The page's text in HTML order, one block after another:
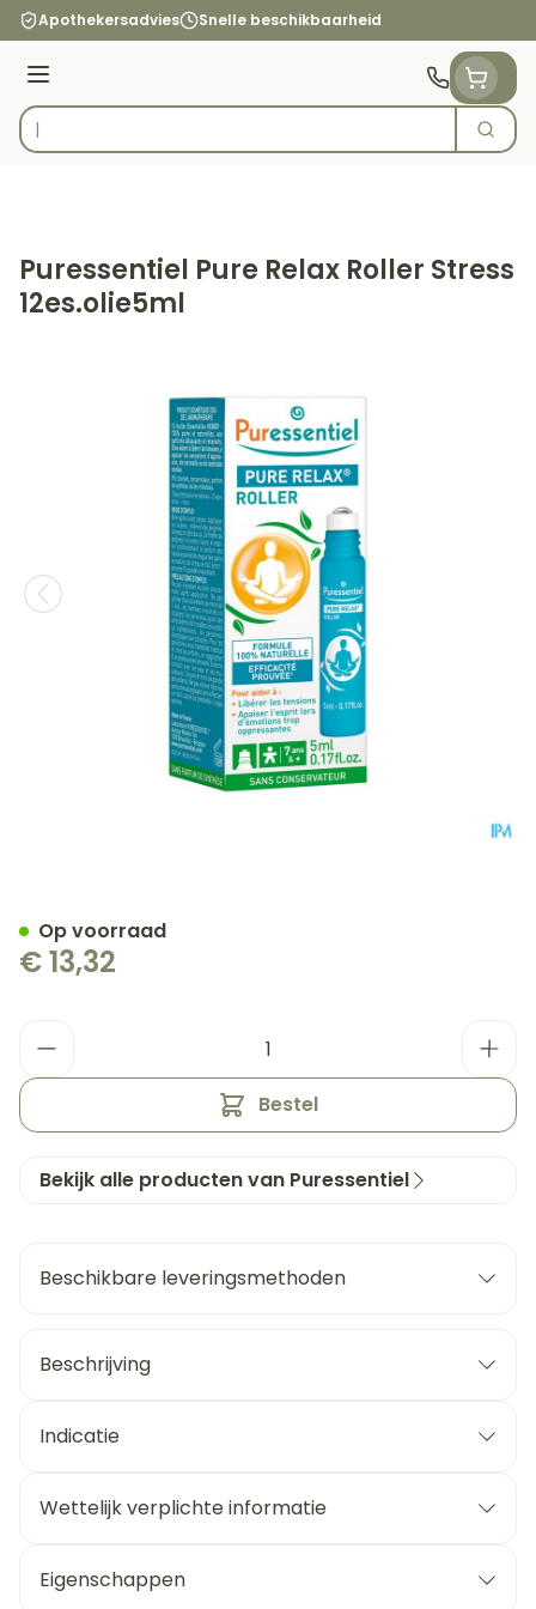
Ga naar de inhoud
Apothekersadvies Snelle beschikbaarheid
Menu
Product, merk, categorie...
Zoek
Puressentiel Pure Relax Roller Stress
12es.olie5ml
€ 13,32
Bestel
Op voorraad
Bekijk alle producten van Puressentiel
Beschikbare leveringsmethoden
Beschrijving
Indicatie
Wettelijk verplichte informatie
Eigenschappen